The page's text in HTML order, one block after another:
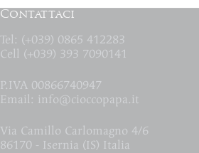
Contattaci
Tel: (+039) 0865 412283
Cell (+039) 393 7090141
P.IVA 00866740947
Email: info@cioccopapa.it
Via Camillo Carlomagno 4/6
86170 - Isernia (IS) Italia